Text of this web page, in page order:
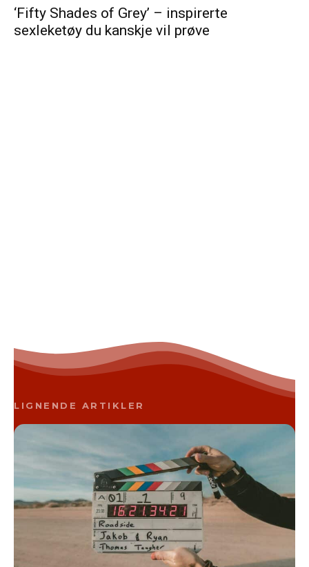
‘Fifty Shades of Grey’ – inspirerte
sexleketøy du kanskje vil prøve
LIGNENDE ARTIKLER